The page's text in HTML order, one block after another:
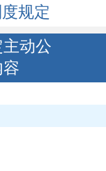
规定
动公